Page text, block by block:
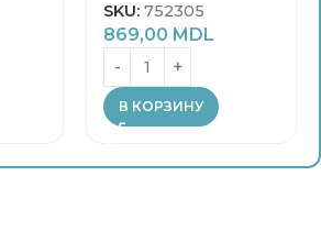
SKU: 752305
869,00 MDL
В КОРЗИНУ